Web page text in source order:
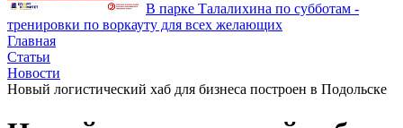
В парке Талалихина по субботам -
тренировки по воркауту для всех желающих
Главная
Статьи
Новости
Новый логистический хаб для бизнеса построен в Подольске